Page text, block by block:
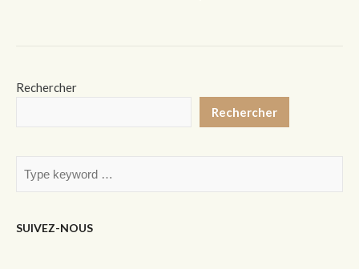
Rechercher
Rechercher
SUIVEZ-NOUS